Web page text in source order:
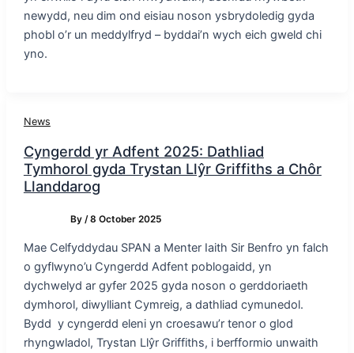
newydd, neu dim ond eisiau noson ysbrydoledig gyda
phobl o’r un meddylfryd – byddai’n wych eich gweld chi
yno.
News
Cyngerdd yr Adfent 2025: Dathliad
Tymhorol gyda Trystan Llŷr Griffiths a Chôr
Llanddarog
By/8 October 2025
Mae Celfyddydau SPAN a Menter Iaith Sir Benfro yn falch
o gyflwyno’u Cyngerdd Adfent poblogaidd, yn
dychwelyd ar gyfer 2025 gyda noson o gerddoriaeth
dymhorol, diwylliant Cymreig, a dathliad cymunedol.
Bydd y cyngerdd eleni yn croesawu’r tenor o glod
rhyngwladol, Trystan Llŷr Griffiths, i berfformio unwaith